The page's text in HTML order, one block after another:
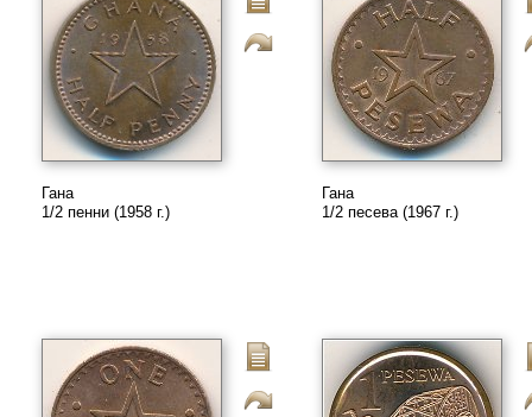
Гана
1/2 пенни (1958 г.)
Гана
1/2 песева (1967 г.)